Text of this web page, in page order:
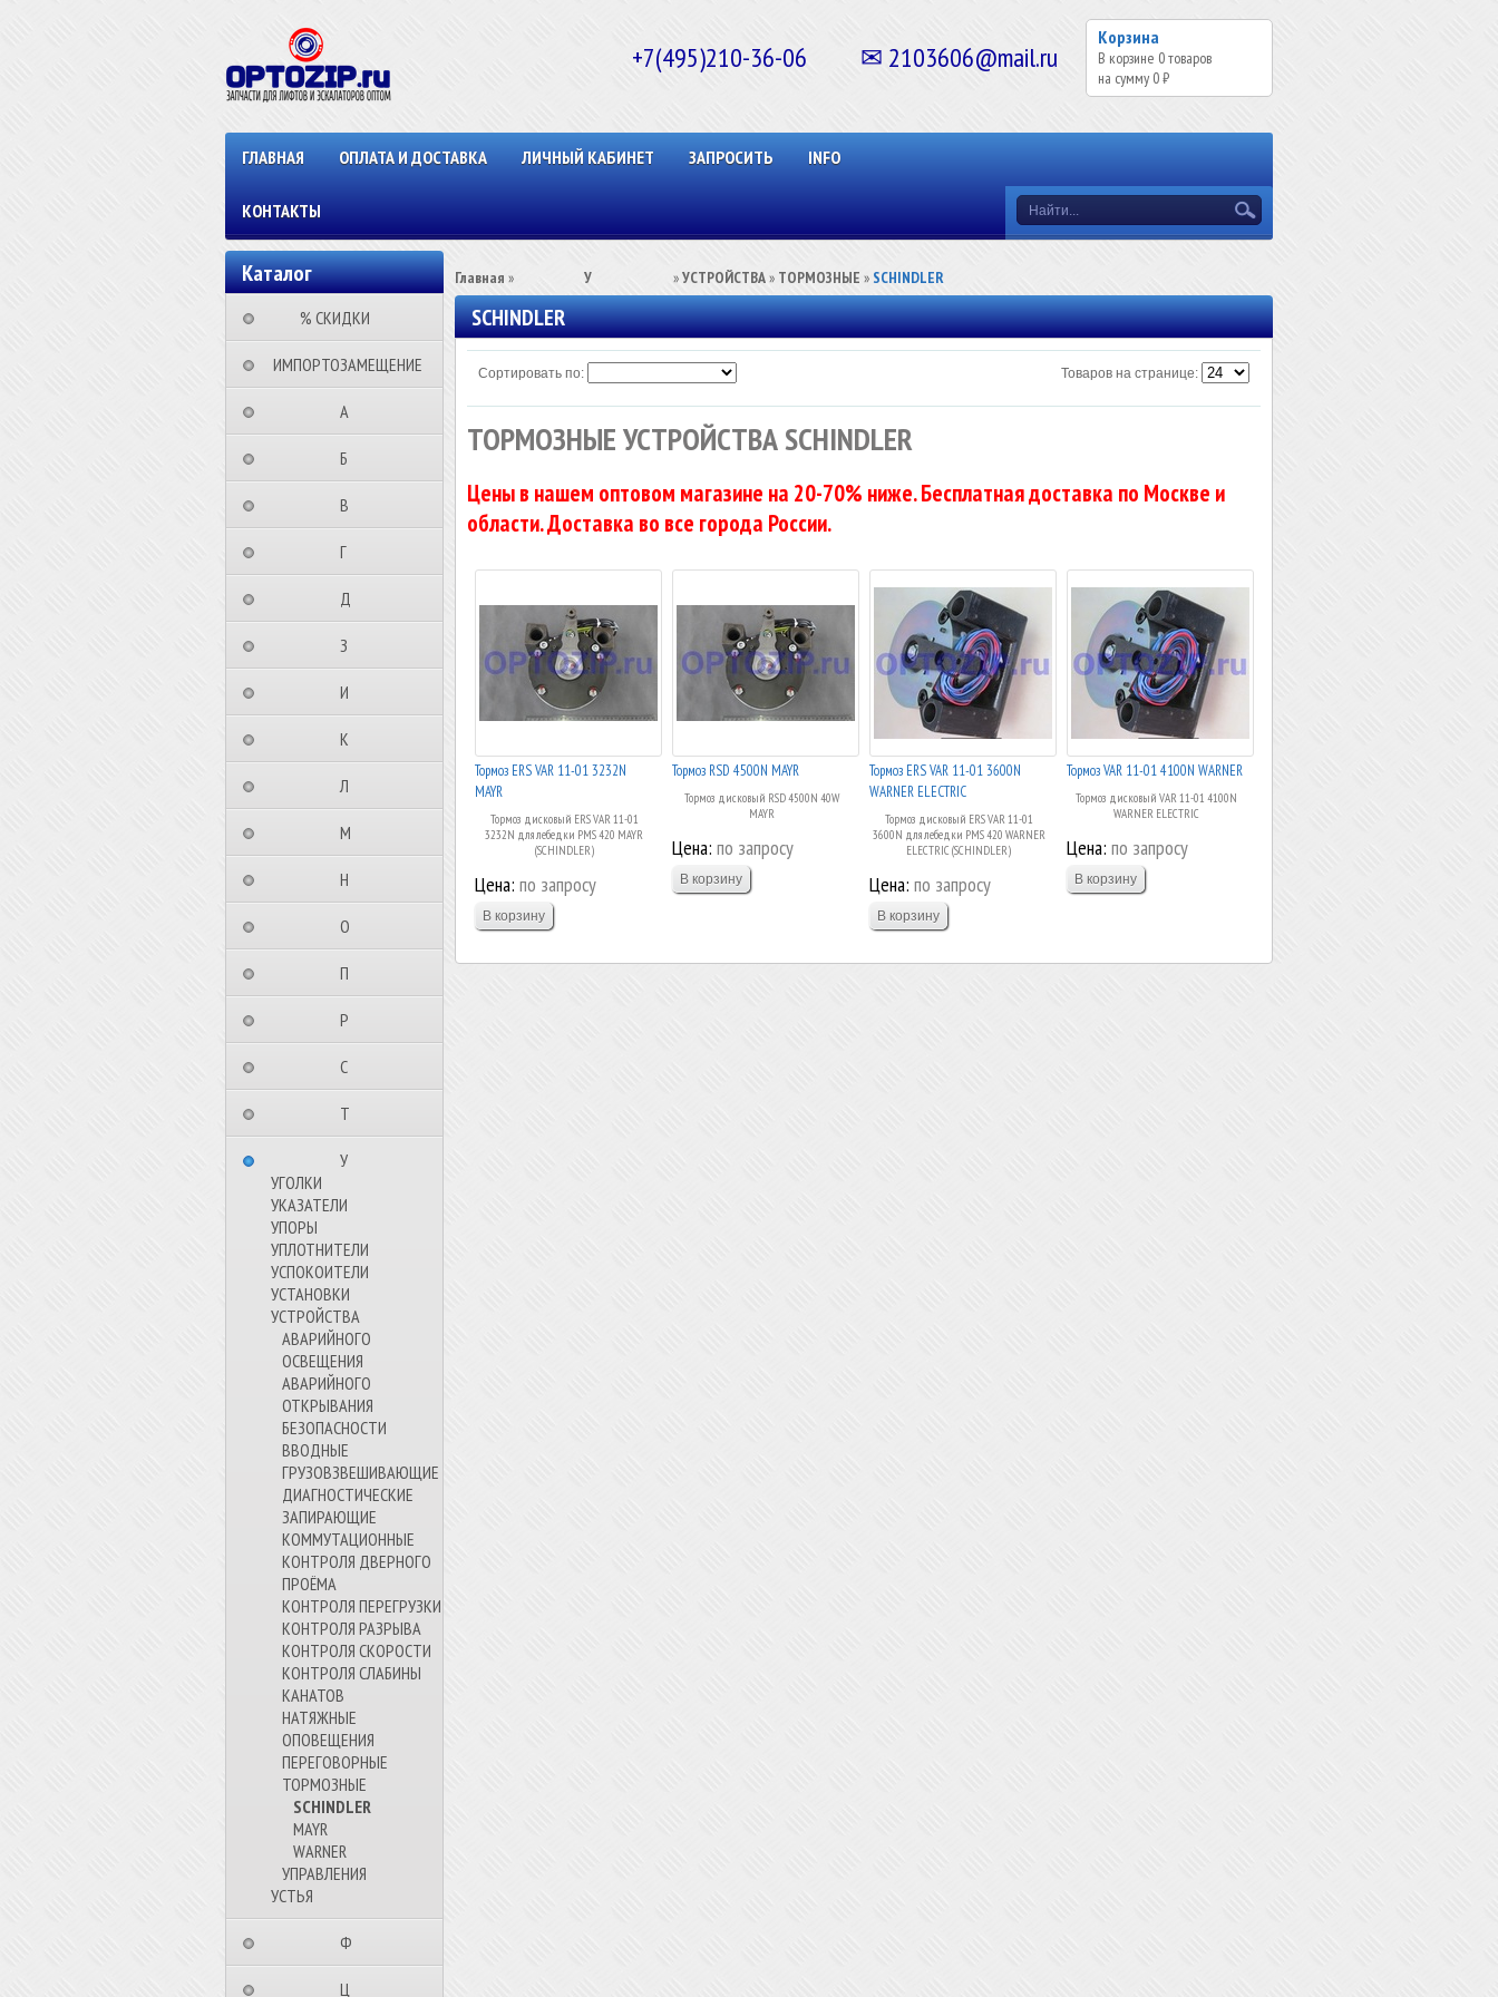
Корзина
В корзине 0товаров
на сумму 0 ₽
+7(495)210-36-06 ✉ 2103606@mail.ru
ГЛАВНАЯ ОПЛАТА И ДОСТАВКА ЛИЧНЫЙ КАБИНЕТ ЗАПРОСИТЬ INFO
КОНТАКТЫ
Каталог
⠀⠀⠀% СКИДКИ⠀⠀⠀⠀
⠀ИМПОРТОЗАМЕЩЕНИЕ
⠀⠀⠀⠀⠀⠀А⠀⠀⠀⠀⠀⠀⠀
⠀⠀⠀⠀⠀⠀Б⠀⠀⠀⠀⠀⠀⠀
⠀⠀⠀⠀⠀⠀В⠀⠀⠀⠀⠀⠀⠀
⠀⠀⠀⠀⠀⠀Г⠀⠀⠀⠀⠀⠀⠀
⠀⠀⠀⠀⠀⠀Д⠀⠀⠀⠀⠀⠀⠀
⠀⠀⠀⠀⠀⠀З⠀⠀⠀⠀⠀⠀⠀
⠀⠀⠀⠀⠀⠀И⠀⠀⠀⠀⠀⠀⠀
⠀⠀⠀⠀⠀⠀К⠀⠀⠀⠀⠀⠀⠀
⠀⠀⠀⠀⠀⠀Л⠀⠀⠀⠀⠀⠀⠀
⠀⠀⠀⠀⠀⠀М⠀⠀⠀⠀⠀⠀⠀
⠀⠀⠀⠀⠀⠀Н⠀⠀⠀⠀⠀⠀⠀
⠀⠀⠀⠀⠀⠀О⠀⠀⠀⠀⠀⠀⠀
⠀⠀⠀⠀⠀⠀П⠀⠀⠀⠀⠀⠀⠀
⠀⠀⠀⠀⠀⠀Р⠀⠀⠀⠀⠀⠀⠀
⠀⠀⠀⠀⠀⠀С⠀⠀⠀⠀⠀⠀⠀
⠀⠀⠀⠀⠀⠀Т⠀⠀⠀⠀⠀⠀⠀
⠀⠀⠀⠀⠀⠀У⠀⠀⠀⠀⠀⠀⠀
УГОЛКИ
УКАЗАТЕЛИ
УПОРЫ
УПЛОТНИТЕЛИ
УСПОКОИТЕЛИ
УСТАНОВКИ
УСТРОЙСТВА
АВАРИЙНОГО
ОСВЕЩЕНИЯ
АВАРИЙНОГО
ОТКРЫВАНИЯ
БЕЗОПАСНОСТИ
ВВОДНЫЕ
ГРУЗОВЗВЕШИВАЮЩИЕ
ДИАГНОСТИЧЕСКИЕ
ЗАПИРАЮЩИЕ
КОММУТАЦИОННЫЕ
КОНТРОЛЯ ДВЕРНОГО
ПРОЁМА
КОНТРОЛЯ ПЕРЕГРУЗКИ
КОНТРОЛЯ РАЗРЫВА
КОНТРОЛЯ СКОРОСТИ
КОНТРОЛЯ СЛАБИНЫ
КАНАТОВ
НАТЯЖНЫЕ
ОПОВЕЩЕНИЯ
ПЕРЕГОВОРНЫЕ
ТОРМОЗНЫЕ
SCHINDLER
MAYR
WARNER
УПРАВЛЕНИЯ
УСТЬЯ
⠀⠀⠀⠀⠀⠀Ф⠀⠀⠀⠀⠀⠀⠀
⠀⠀⠀⠀⠀⠀Ц⠀⠀⠀⠀⠀⠀⠀
Главная » ⠀⠀⠀⠀⠀⠀У⠀⠀⠀⠀⠀⠀⠀ »УСТРОЙСТВА» ТОРМОЗНЫЕ » SCHINDLER
SCHINDLER
Сортировать по: Товаров на странице:
ТОРМОЗНЫЕ УСТРОЙСТВА SCHINDLER
Цены в нашем оптовом магазине на 20-70% ниже. Бесплатная доставка по Москве и
области. Доставка во все города России.
Тормоз ERS VAR 11-01 3232N
MAYR
Тормоз дисковый ERS VAR 11-01
3232N для лебедки PMS 420 MAYR
(SCHINDLER)
Цена: по запросу
Тормоз RSD 4500N MAYR
Тормоз дисковый RSD 4500N 40W
MAYR
Цена: по запросу
Тормоз ERS VAR 11-01 3600N
WARNER ELECTRIC
Тормоз дисковый ERS VAR 11-01
3600N для лебедки PMS 420 WARNER
ELECTRIC (SCHINDLER)
Цена: по запросу
Тормоз VAR 11-01 4100N WARNER
Тормоз дисковый VAR 11-01 4100N
WARNER ELECTRIC
Цена: по запросу